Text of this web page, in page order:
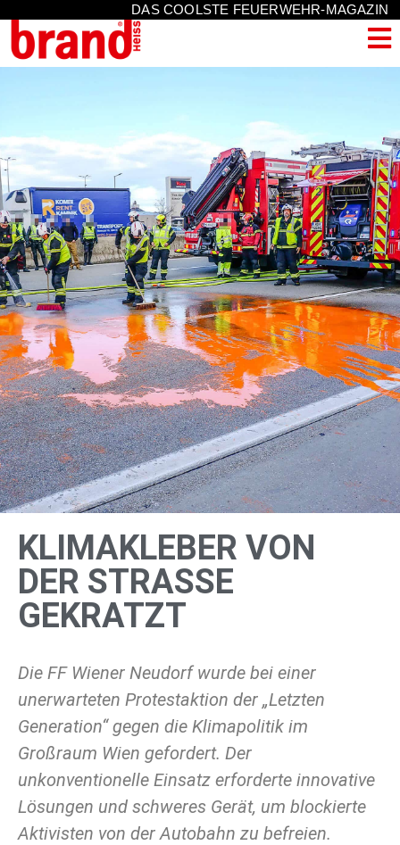
DAS COOLSTE FEUERWEHR-MAGAZIN
KLIMAKLEBER VON
DER STRASSE G
EKRATZT
Die FF Wiener Neudorf wurde bei einer
unerwarteten Protestaktion der „Letzten
Generation“ gegen die Klimapolitik im
Großraum Wien gefordert. Der
unkonventionelle Einsatz erforderte innovative
Lösungen und schweres Gerät, um blockierte
Aktivisten von der Autobahn zu befreien.